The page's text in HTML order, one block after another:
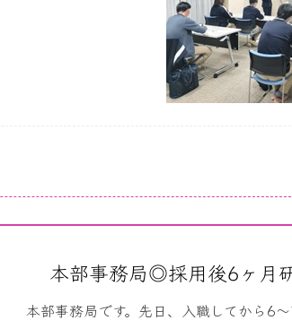
本部事務局◎採用後6ヶ月
本部事務局です。先日、入職してから6